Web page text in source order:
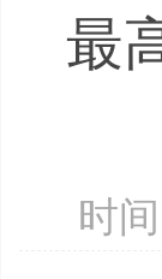
最
时